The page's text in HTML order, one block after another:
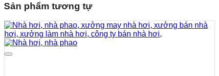
Sản phẩm tương tự